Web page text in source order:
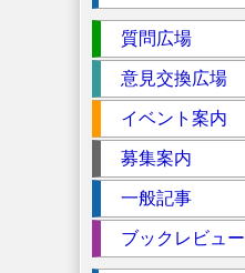
ク
シ
質問広場
意見交換広場
イベント案内
募集案内
一般記事
ブックレビュー